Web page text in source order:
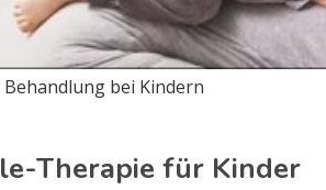
bei Kindern
Therapie für Kinder